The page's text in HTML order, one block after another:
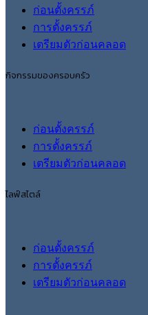
ก่อนตั้งครรภ์
การตั้งครรภ์
เตรียมตัวก่อนคลอด
กิจกรรมของครอบครัว
ก่อนตั้งครรภ์
การตั้งครรภ์
เตรียมตัวก่อนคลอด
ไลฟ์สไตล์
ก่อนตั้งครรภ์
การตั้งครรภ์
เตรียมตัวก่อนคลอด